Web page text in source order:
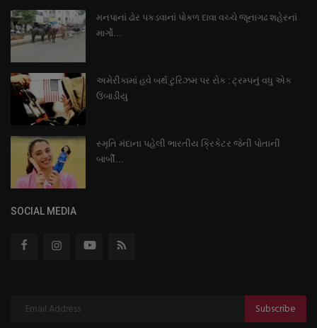
મનપાનાં ઢોર પકડવાનાં પોકળ દાવા વચ્ચે જૂનાગઢ શહેરનાં
માર્ગો...
અમેરીકામાં હવે બર્થ ટુરિઝમ પર રોક : ટ્રમ્પનું વધુ એક
ઉંબાડીયુ
સ્મૃતિ મંદાના પહેલી ભારતીય ક્રિકેટર જેની પોતાની
બાર્બી...
SOCIAL MEDIA
Subscribe